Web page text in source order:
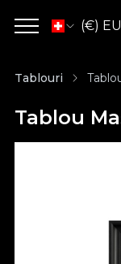
(€)
Tablouri
Tablou